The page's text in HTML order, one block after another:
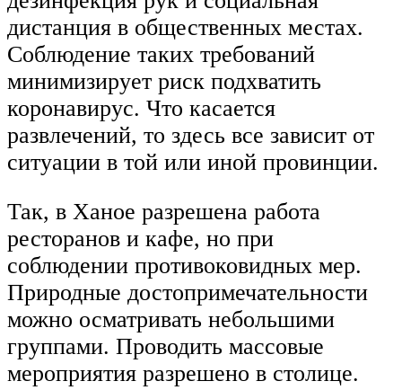
дистанция в общественных местах.
Соблюдение таких требований
минимизирует риск подхватить
коронавирус. Что касается
развлечений, то здесь все зависит от
ситуации в той или иной провинции.
Так, в Ханое разрешена работа
ресторанов и кафе, но при
соблюдении противоковидных мер.
Природные достопримечательности
можно осматривать небольшими
группами. Проводить массовые
мероприятия разрешено в столице.